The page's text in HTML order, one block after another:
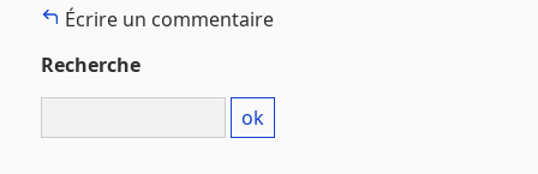
Écrire un commentaire
Recherche